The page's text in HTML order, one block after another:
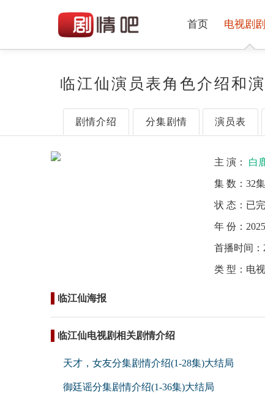
首页 电视剧
临江仙演员表角色介绍和
剧情介绍 分集剧情 演员表
主 演： 白
集 数：32集
状 态： 已
年 份： 2025
首播时间：
类 型： 电
临江仙海报
临江仙电视剧相关剧情介绍
天才，女友分集剧情介绍(1-28集)大结局
御廷谣分集剧情介绍(1-36集)大结局